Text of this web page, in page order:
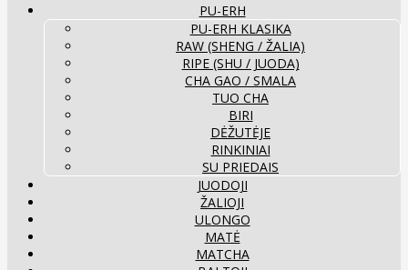
PU-ERH
PU-ERH KLASIKA
RAW (SHENG / ŽALIA)
RIPE (SHU / JUODA)
CHA GAO / SMALA
TUO CHA
BIRI
DĖŽUTĖJE
RINKINIAI
SU PRIEDAIS
JUODOJI
ŽALIOJI
ULONGO
MATĖ
MATCHA